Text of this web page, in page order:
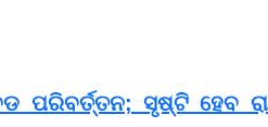
ପରିବର୍ତ୍ତନ; ସୃଷ୍ଟି ହେବ